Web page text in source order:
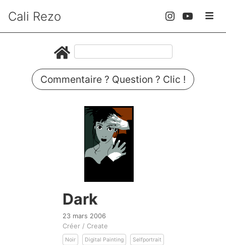
Cali Rezo
Commentaire ? Question ? Clic !
Dark
23 mars 2006
Créer / Create
Noir Digital Painting Selfportrait